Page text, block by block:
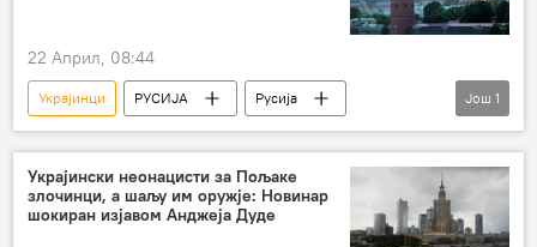
22 Април, 08:44
Украјинци РУСИЈА
Русија
Марија Захарова
Још 1
Украјински неонацисти за Пољаке
злочинци, а шаљу им оружје: Новинар
шокиран изјавом Анджеја Дуде